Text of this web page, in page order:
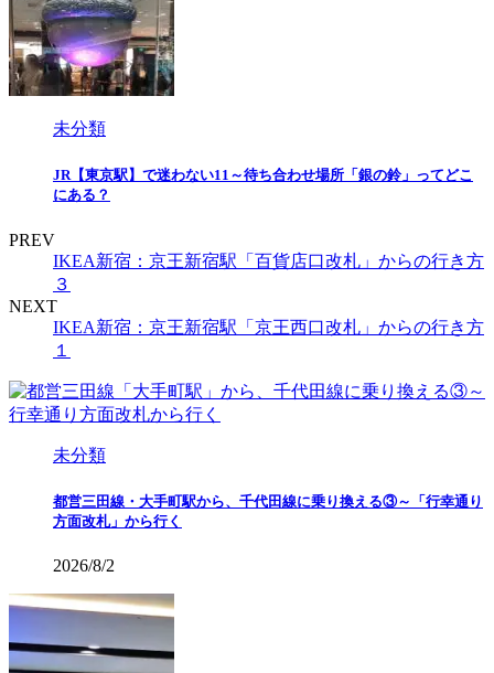
未分類
JR【東京駅】で迷わない11～待ち合わせ場所「銀の鈴」ってどこ
にある？
PREV
IKEA新宿：京王新宿駅「百貨店口改札」からの行き方
３
NEXT
IKEA新宿：京王新宿駅「京王西口改札」からの行き方
１
未分類
都営三田線・大手町駅から、千代田線に乗り換える③～「行幸通り
方面改札」から行く
2026/8/2